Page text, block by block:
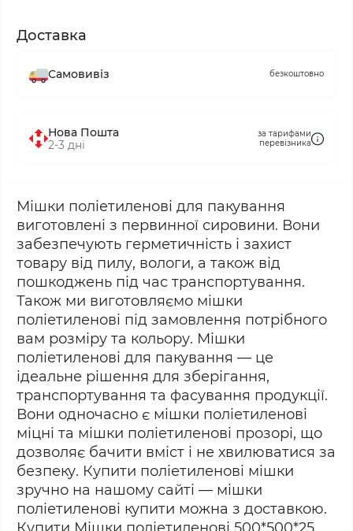
Доставка
Самовивіз безкоштовно
Нова Пошта
2-3 дні
за тарифами
перевізника
Мішки поліетиленові для пакування
виготовлені з первинної сировини. Вони
забезпечують герметичність і захист
товару від пилу, вологи, а також від
пошкоджень під час транспортування.
Також ми виготовляємо мішки
поліетиленові під замовлення потрібного
вам розміру та кольору. Мішки
поліетиленові для пакування — це
ідеальне рішення для зберігання,
транспортування та фасування продукції.
Вони одночасно є мішки поліетиленові
міцні та мішки поліетиленові прозорі, що
дозволяє бачити вміст і не хвилюватися за
безпеку. Купити поліетиленові мішки
зручно на нашому сайті — мішки
поліетиленові купити можна з доставкою.